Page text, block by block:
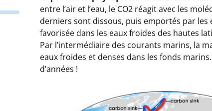
entre l’air et l’eau, le CO2 réagit avec les
derniers sont dissous, puis emportés par les
favorisée dans les eaux froides des hautes
Par l’intermédiaire des courants marins, la
eaux froides et denses dans les fonds
d’années !